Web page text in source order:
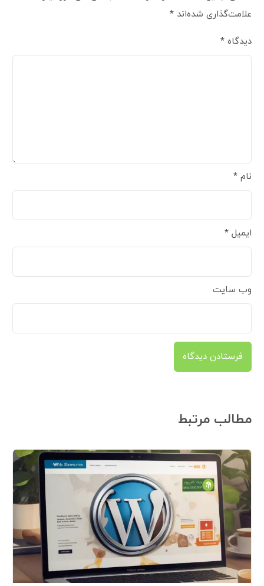
علامت‌گذاری شده‌اند*
دیدگاه*
نام*
ایمیل*
وب‌ سایت
مطالب مرتبط